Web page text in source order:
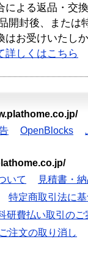
による返品・交
開封後、または
はお受けいたし
詳しくはこちら
OpenBlocks
いて
見積書・
特定商取引法に
研費払い取引のご
ご注文の取り消し